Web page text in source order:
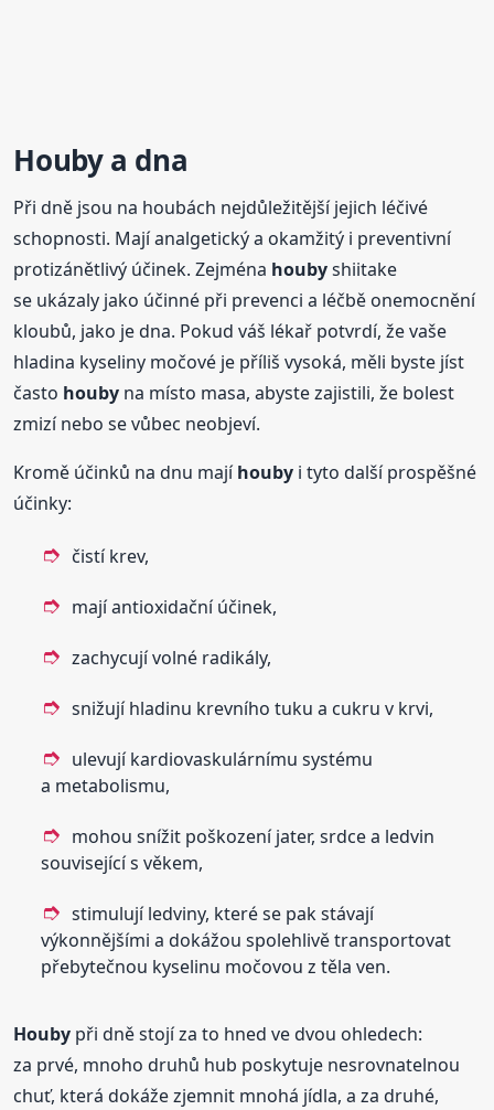
Houbya dna
Při dně jsou na houbách nejdůležitější jejich léčivé
schopnosti. Mají analgetický a okamžitý i preventivní
protizánětlivý účinek. Zejména houbyshiitake
se ukázaly jako účinné při prevenci a léčbě onemocnění
kloubů, jako je dna. Pokud váš lékař potvrdí, že vaše
hladina kyseliny močové je příliš vysoká, měli byste jíst
často houby na místo masa, abyste zajistili, že bolest
zmizí nebo se vůbec neobjeví.
Kromě účinků na dnu majíhouby i tyto další prospěšné
účinky:
čistí krev,
mají antioxidační účinek,
zachycují volné radikály,
snižují hladinu krevního tuku a cukru v krvi,
ulevují kardiovaskulárnímu systému
a metabolismu,
mohou snížit poškození jater, srdce a ledvin
související s věkem,
stimulují ledviny, které se pak stávají
výkonnějšími a dokážou spolehlivě transportovat
přebytečnou kyselinu močovou z těla ven.
Houby při dně stojí za to hned ve dvou ohledech:
za prvé, mnoho druhů hub poskytuje nesrovnatelnou
chuť, která dokáže zjemnit mnohá jídla, a za druhé,